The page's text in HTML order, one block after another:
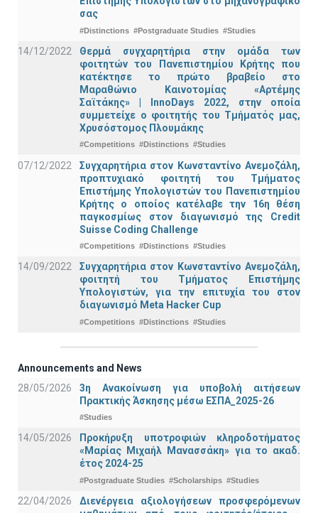
σας
#Distinctions #Postgraduate Studies #Studies
14/12/2022
Θερμά συγχαρητήρια στην ομάδα των
φοιτητών του Πανεπιστημίου Κρήτης που
κατέκτησε το πρώτο βραβείο στο
Μαραθώνιο Καινοτομίας «Αρτέμης
Σαϊτάκης» | InnoDays 2022, στην οποία
συμμετείχε ο φοιτητής του Τμήματός μας,
Χρυσόστομος Πλουμάκης
#Competitions #Distinctions #Studies
07/12/2022
Συγχαρητήρια στον Κωνσταντίνο Ανεμοζάλη,
προπτυχιακό φοιτητή του Τμήματος
Επιστήμης Υπολογιστών του Πανεπιστημίου
Κρήτης ο οποίος κατέλαβε την 16η θέση
παγκοσμίως στον διαγωνισμό της Credit
Suisse Coding Challenge
#Competitions #Distinctions #Studies
14/09/2022
Συγχαρητήρια στον Κωνσταντίνο Ανεμοζάλη,
φοιτητή του Τμήματος Επιστήμης
Υπολογιστών, για την επιτυχία του στον
διαγωνισμό Meta Hacker Cup
#Competitions #Distinctions #Studies
Announcements and News
28/05/2026
3η Ανακοίνωση για υποβολή αιτήσεων
Πρακτικής Άσκησης μέσω ΕΣΠΑ_2025-26
#Studies
14/05/2026
Προκήρυξη υποτροφιών κληροδοτήματος
«Μαρίας Μιχαήλ Μανασσάκη» για το ακαδ.
έτος 2024-25
#Postgraduate Studies #Scholarships #Studies
22/04/2026
Διενέργεια αξιολογήσεων προσφερόμενων